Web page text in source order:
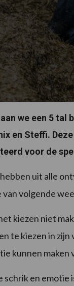
we een 5
en Steffi.
voor de
uit alle
volgende
kiezen niet
te kiezen in
kunnen maken
en emotie